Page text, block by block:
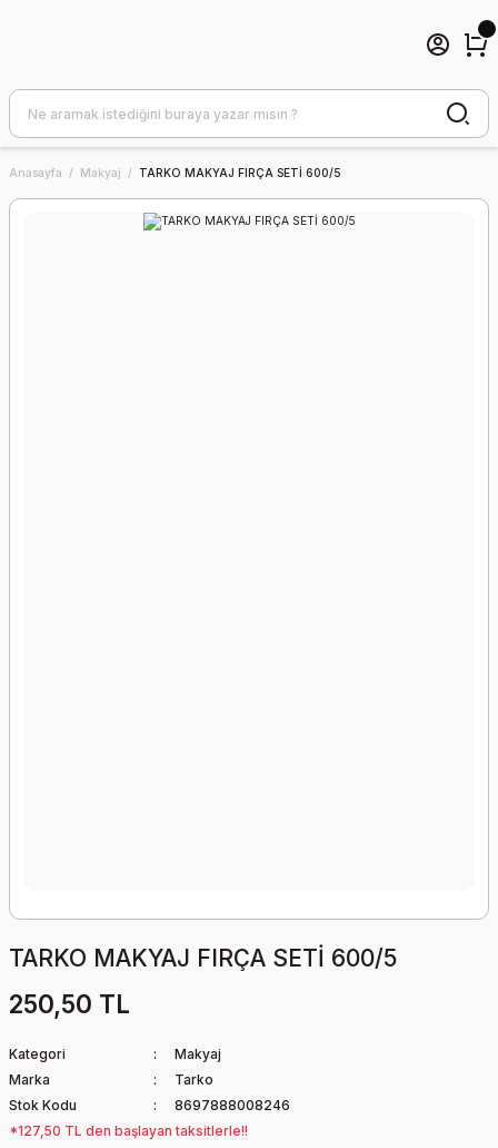
Anasayfa Makyaj TARKO MAKYAJ FIRÇA SETİ 600/5
TARKO MAKYAJ FIRÇA SETİ 600/5
250,50 TL
Kategori
Makyaj
Marka
Tarko
Stok Kodu
8697888008246
*127,50 TL den başlayan taksitlerle!!